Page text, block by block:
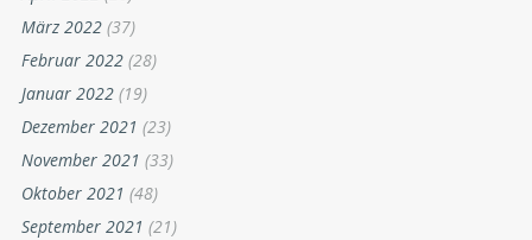
März 2022 (37)
Februar 2022 (28)
Januar 2022 (19)
Dezember 2021 (23)
November 2021 (33)
Oktober 2021 (48)
September 2021 (21)